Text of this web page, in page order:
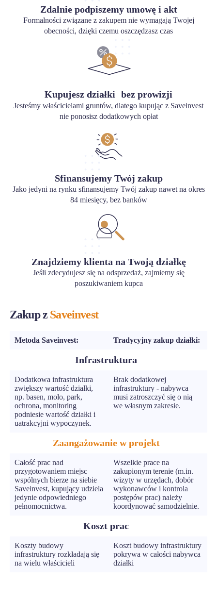
Zdalnie podpiszemy umowę i akt
Formalności związane z zakupem nie wymagają Twojej
obecności, dzięki czemu oszczędzasz czas
Kupujesz działki bez prowizji
Jesteśmy właścicielami gruntów, dlatego kupując z Saveinvest
nie ponosisz dodatkowych opłat
Sfinansujemy Twój zakup
Jako jedyni na rynku sfinansujemy Twój zakup nawet na okres
84 miesięcy, bez banków
Znajdziemy klienta na Twoją działkę
Jeśli zdecydujesz się na odsprzedaż, zajmiemy się
poszukiwaniem kupca
Zakup z Saveinvest
Metoda Saveinvest: Tradycyjny zakup działki:
Infrastruktura
Dodatkowa infrastruktura
zwiększy wartość działki,
np. basen, molo, park,
ochrona, monitoring
podniesie wartość działki i
uatrakcyjni wypoczynek.
Brak dodatkowej
infrastruktury - nabywca
musi zatroszczyć się o nią
we własnym zakresie.
Zaangażowanie w projekt
Całość prac nad
przygotowaniem miejsc
wspólnych bierze na siebie
Saveinvest, kupujący udziela
jedynie odpowiedniego
pełnomocnictwa.
Wszelkie prace na
zakupionym terenie (m.in.
wizyty w urzędach, dobór
wykonawców i kontrola
postępów prac) należy
koordynować samodzielnie.
Koszt prac
Koszty budowy
infrastruktury rozkładają się
na wielu właścicieli
Koszt budowy infrastruktury
pokrywa w całości nabywca
działki